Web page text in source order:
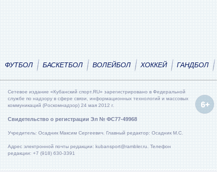
ФУТБОЛ БАСКЕТБОЛ ВОЛЕЙБОЛ ХОККЕЙ ГАНДБОЛ
Сетевое издание «Кубанский спорт.RU» зарегистрировано в Федеральной
службе по надзору в сфере связи, информационных технологий и массовых
коммуникаций (Роскомнадзор) 24 мая 2012 г.
Свидетельство о регистрации Эл № ФС77-49968
Учредитель: Осадник Максим Сергеевич. Главный редактор: Осадник М.С.
Адрес электронной почты редакции: kubansport@rambler.ru. Телефон
редакции: +7 (918) 630-3391